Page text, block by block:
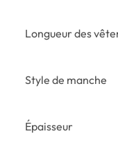
Longueur des
Style de manche
Épaisseur